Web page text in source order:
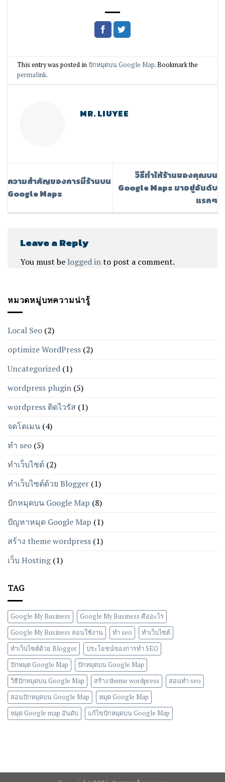
This entry was posted inปักหมุดบน Google Map. Bookmark the
permalink.
MR. LIUYEE
ความสำคัญของการมีร้านบน
Google Maps
วิธีทำให้ร้านของคุณบน
Google Maps มาอยู่อันดับ
แรกๆ
Leave a Reply
You must be logged into post a comment.
หมวดหมู่บทความน่ารู้
Local Seo (2)
optimize WordPress (2)
Uncategorized (1)
wordpress plugin (5)
wordpress ติดไวรัส (1)
จดโดเมน (4)
ทำ seo (5)
ทำเว็บไซต์ (2)
ทำเว็บไซต์ด้วย Blogger (1)
ปักหมุดบน Google Map (8)
ปัญหาหมุด Google Map (1)
สร้าง theme wordpress (1)
เว็บ Hosting(1)
TAG
Google My Business
Google My Business คืออะไร
Google My Business สอนใช้งาน
ทำ seo
ทำเว็บไซต์
ทำเว็บไซต์ด้วย Blogger
ประโยชน์ของการทำ SEO
ปักหมุด Google Map
ปักหมุดบน Google Map
วิธีปักหมุดบน Google Map
สร้าง theme wordpress
สอนทำ seo
สอนปักหมุดบน Google Map
หมุด Google Map
หมุด Google map อันดับ
แก้ไขปักหมุดบน Google Map